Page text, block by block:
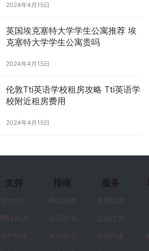
2024年4月15日
英国埃克塞特大学学生公寓推荐 埃
克塞特大学学生公寓贵吗
2024年4月15日
伦敦Tti英语学校租房攻略 Tti英语学
校附近租房费用
2024年4月15日
支持
帮助中心
网站协议
用户协议
指南
网站地图
发现生活
海外生活
服务
免费找房
定制找房
学居代表